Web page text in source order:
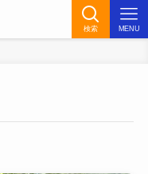
検索 MENU